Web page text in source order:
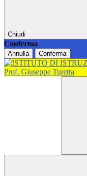
Chiudi
Conferma
Annulla Conferma